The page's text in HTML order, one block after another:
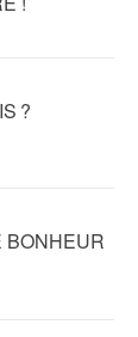
?
BONHEUR